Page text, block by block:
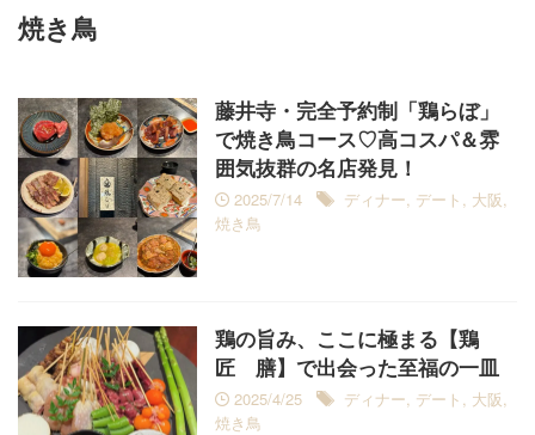
焼き鳥
藤井寺・完全予約制「鶏らぼ」
で焼き鳥コース♡高コスパ＆雰
囲気抜群の名店発見！
2025/7/14
ディナー デート 大阪
焼き鳥
鶏の旨み、ここに極まる【鶏
匠 膳】で出会った至福の一皿
2025/4/25
ディナー デート 大阪
焼き鳥